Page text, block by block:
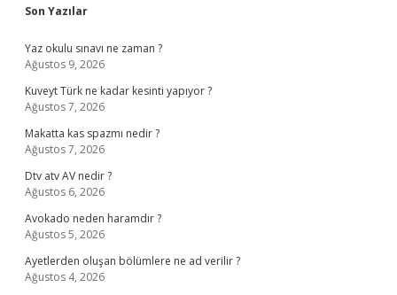
Sidebar
Son Yazılar
Yaz okulu sınavı ne zaman ?
Ağustos 9, 2026
Kuveyt Türk ne kadar kesinti yapıyor ?
Ağustos 7, 2026
Makatta kas spazmı nedir ?
Ağustos 7, 2026
Dtv atv AV nedir ?
Ağustos 6, 2026
Avokado neden haramdır ?
Ağustos 5, 2026
Ayetlerden oluşan bölümlere ne ad verilir ?
Ağustos 4, 2026